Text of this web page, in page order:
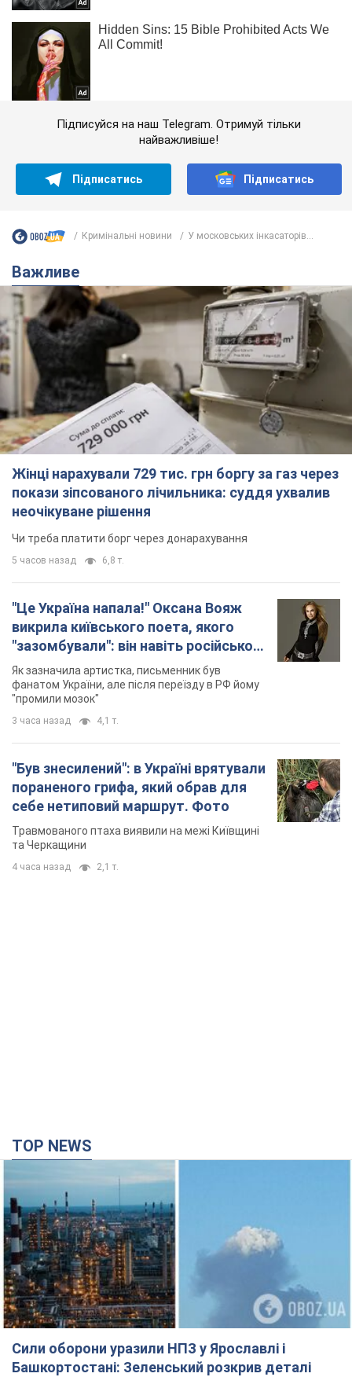
Підписуйся на наш Telegram. Отримуй тільки
найважливіше!
Підписатись Підписатись
Кримінальні новини У московських інкасаторів...
Важливе
Жінці нарахували 729 тис. грн боргу за газ через
покази зіпсованого лічильника: суддя ухвалив
неочікуване рішення
Чи треба платити борг через донарахування
5 часов назад 6,8 т.
"Це Україна напала!" Оксана Вояж
викрила київського поета, якого
"зазомбували": він навіть російської
не знав, а тепер хоче геноциду
українців
Як зазначила артистка, письменник був
фанатом України, але після переїзду в РФ йому
"промили мозок"
3 часа назад 4,1 т.
"Був знесилений": в Україні врятували
пораненого грифа, який обрав для
себе нетиповий маршрут. Фото
Травмованого птаха виявили на межі Київщині
та Черкащини
4 часа назад 2,1 т.
TOP NEWS
Сили оборони уразили НПЗ у Ярославлі і
Башкортостані: Зеленський розкрив деталі